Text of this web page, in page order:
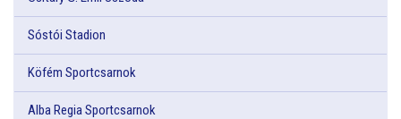
Sóstói Stadion
Köfém Sportcsarnok
Alba Regia Sportcsarnok